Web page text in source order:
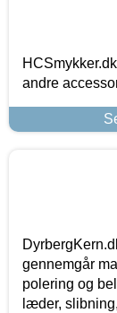
andre
gennemgår
polering og
læder,